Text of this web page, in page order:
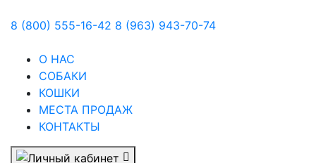
8 (800) 555-16-42 8 (963) 943-70-74
О НАС
СОБАКИ
КОШКИ
МЕСТА ПРОДАЖ
КОНТАКТЫ